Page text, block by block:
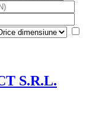
S.R.L.